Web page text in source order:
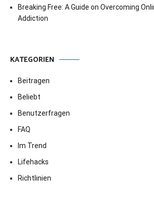
Breaking Free: A Guide on Overcoming
Addiction
KATEGORIEN
Beitragen
Beliebt
Benutzerfragen
FAQ
Im Trend
Lifehacks
Richtlinien